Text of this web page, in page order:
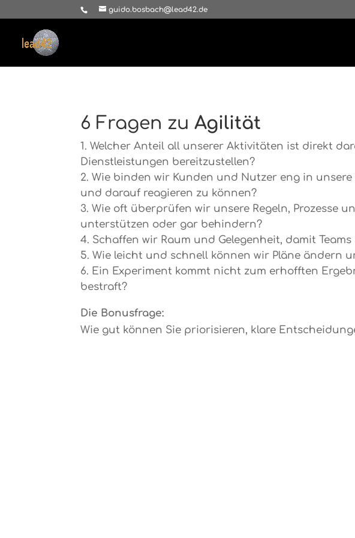
guido.bosbach@lead42.de
6 Fragen zuAgilität
Welcher Anteil all unserer Aktivitäten ist direkt
Dienstleistungen bereitzustellen?
Wie binden wir Kunden und Nutzer eng in
und darauf reagieren zu können?
Wie oft überprüfen wir unsere Regeln, Prozesse
unterstützen oder gar behindern?
Schaffen wir Raum und Gelegenheit, damit
Wie leicht und schnell können wir Pläne ändern
Ein Experiment kommt nicht zum erhofften
bestraft?
Die Bonusfrage:
Wie gut können Sie priorisieren, klare